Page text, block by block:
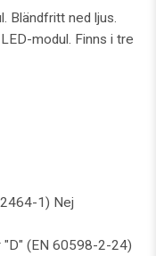
Bländfritt ned ljus.
modul. Finns i tre
1) Nej
"D" (EN 60598-2-24)